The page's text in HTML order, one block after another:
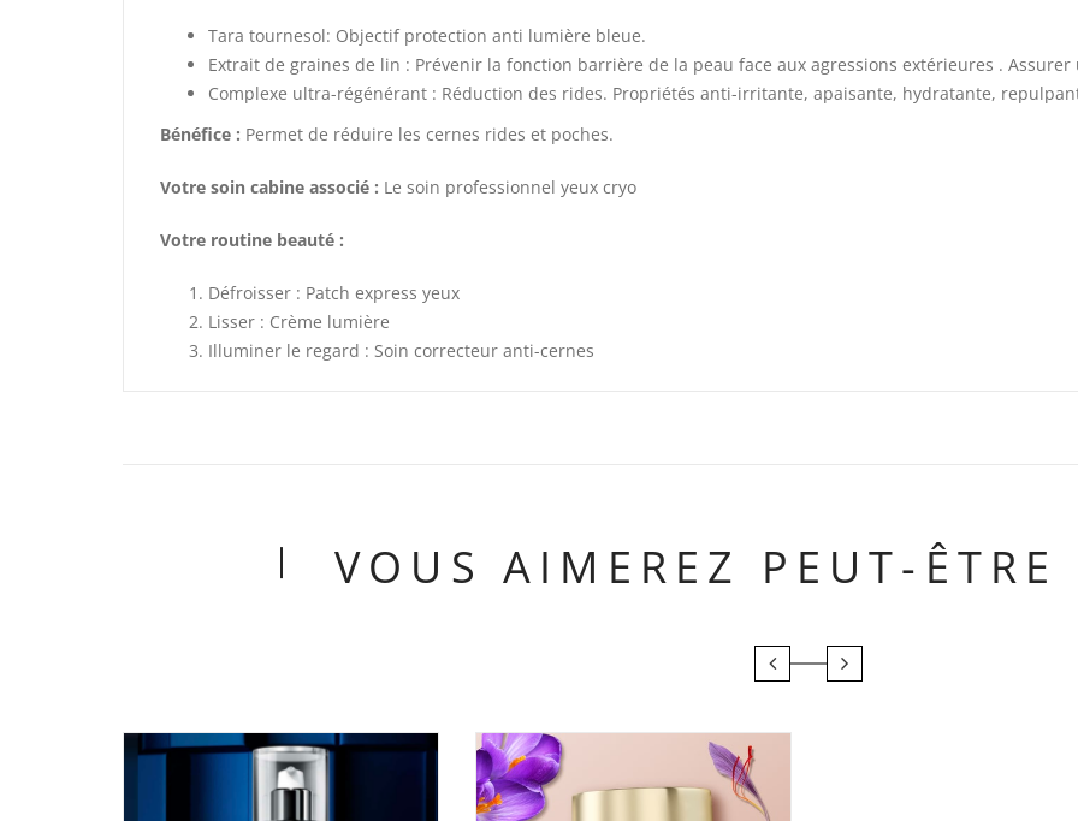
Tara tournesol: Objectif protection anti lumière bleue.
Extrait de graines de lin : Prévenir la fonction barrière de la peau face aux agressions extérieures .
Complexe ultra-régénérant : Réduction des rides. Propriétés anti-irritante, apaisante, hydratante,
Bénéfice : Permet de réduire les cernes rides et poches.
Votre soin cabine associé : Le soin professionnel yeux cryo
Votre routine beauté :
Défroisser : Patch express yeux
Lisser : Crème lumière
Illuminer le regard : Soin correcteur anti-cernes
VOUS AIMEREZ PEUT-